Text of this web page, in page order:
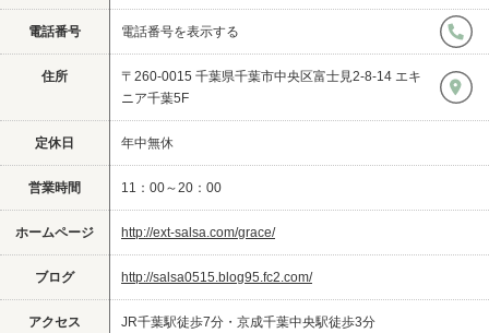
電話番号 電話番号を表示する
住所
〒260-0015 千葉県千葉市中央区富士見2-8-14 エキ
ニア千葉5F
定休日 年中無休
営業時間 11：00～20：00
ホームページ http://ext-salsa.com/grace/
ブログ http://salsa0515.blog95.fc2.com/
アクセス JR千葉駅徒歩7分・京成千葉中央駅徒歩3分